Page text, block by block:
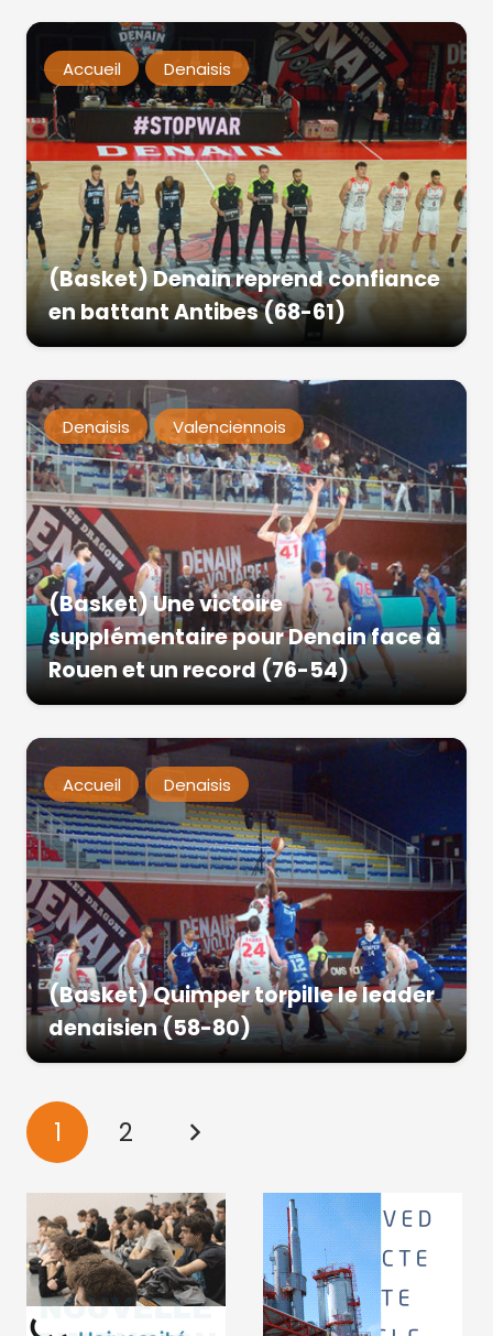
Accueil Denaisis
(Basket) Denain reprend confiance
en battant Antibes (68-61)
Denaisis Valenciennois
(Basket) Une victoire
supplémentaire pour Denain face à
Rouen et un record (76-54)
Accueil Denaisis
(Basket) Quimper torpille le leader
denaisien (58-80)
1 2